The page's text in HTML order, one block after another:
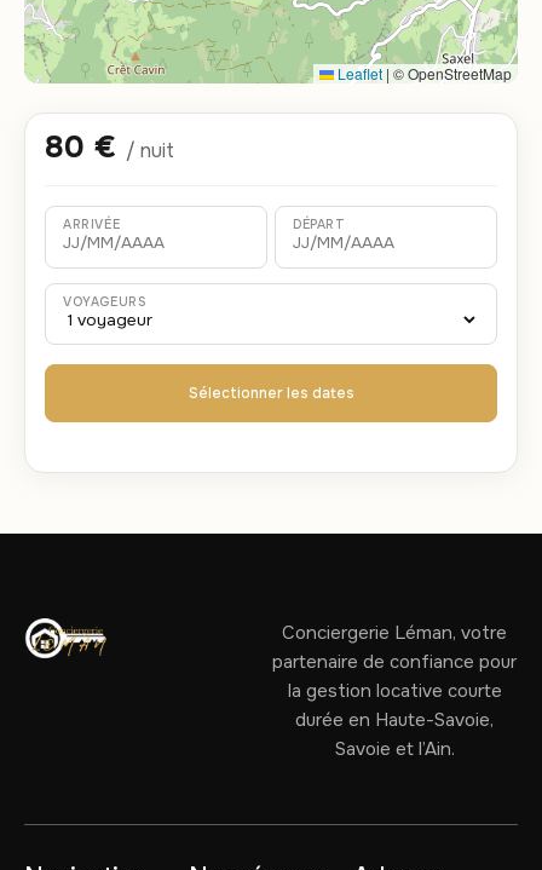
Leaflet | © OpenStreetMap
80 € / nuit
ARRIVÉE DÉPART
VOYAGEURS
Sélectionner les dates
Conciergerie Léman, votre
partenaire de confiance pour
la gestion locative courte
durée en Haute-Savoie,
Savoie et l’Ain.